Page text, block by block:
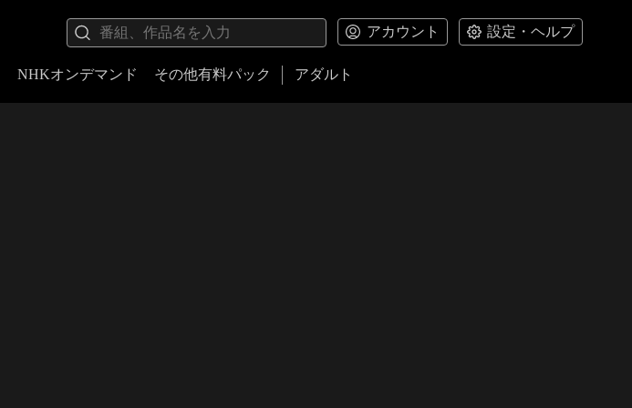
アカウント 設定・ヘルプ
NHKオンデマンド その他有料パック アダルト